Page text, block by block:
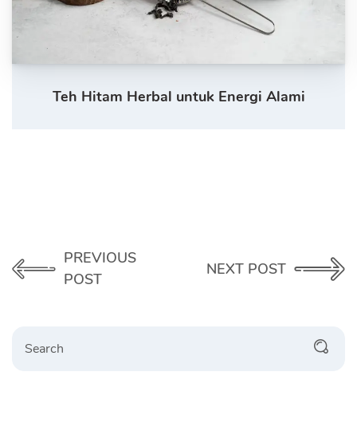
Teh Hitam Herbal untuk Energi Alami
PREVIOUS
POST
NEXT POST